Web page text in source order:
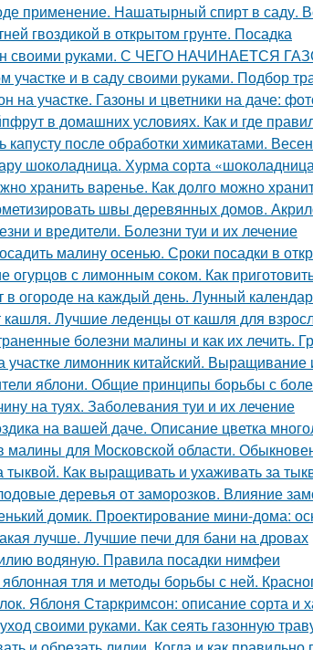
применение. Нашатырный спирт в саду.
гвоздикой в открытом грунте. Посадка
своими руками. С ЧЕГО НАЧИНАЕТСЯ
участке и в саду своими руками. Подбор
на участке. Газоны и цветники на даче:
в домашних условиях. Как и где
капусту после обработки химикатами.
шоколадница. Хурма сорта
хранить варенье. Как долго можно
швы деревянных домов.
и вредители. Болезни туи и их лечение
малину осенью. Сроки посадки в
огурцов с лимонным соком. Как
в огороде на каждый день. Лунный
кашля. Лучшие леденцы от кашля для
болезни малины и как их лечить.
участке лимонник китайский. Выращивание
яблони. Общие принципы борьбы с
на туях. Заболевания туи и их лечение
на вашей даче. Описание цветка
малины для Московской области.
тыквой. Как выращивать и ухаживать за
деревья от заморозков. Влияние
домик. Проектирование мини-дома:
лучше. Лучшие печи для бани на дровах
водяную. Правила посадки нимфеи
тля и методы борьбы с ней.
Яблоня Старкримсон: описание сорта и
своими руками. Как сеять газонную